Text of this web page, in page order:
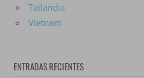
Tailandia
Vietnam
ENTRADAS RECIENTES